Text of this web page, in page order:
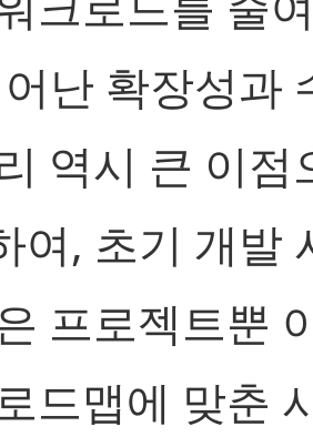
난 확장성과
역시 큰 이점
여, 초기 개발
프로젝트뿐
드맵에 맞춘